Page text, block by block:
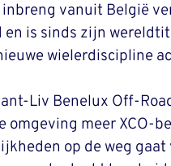
inbreng vanuit België
en is sinds zijn
wielerdiscipline
Liv Benelux Off-
omgeving meer XCO-
op de weg